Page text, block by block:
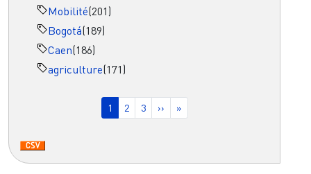
Mobilité(201)
Bogotá(189)
Caen(186)
agriculture(171)
Page courante
1 Page
2 Page
3 Page suivante
›› Dernière page
»